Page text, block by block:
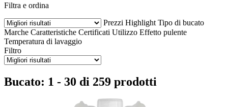
Filtra e ordina
Prezzi Highlight Tipo di bucato
Marche Caratteristiche Certificati Utilizzo Effetto pulente
Temperatura di lavaggio
Filtro
Bucato: 1 - 30 di 259 prodotti